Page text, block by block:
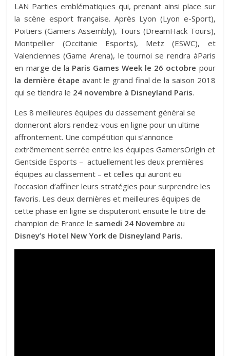
LAN Parties emblématiques qui, prenant ainsi place sur
la scène esport française. Après Lyon (Lyon e-Sport),
Poitiers (Gamers Assembly), Tours (DreamHack Tours),
Montpellier (Occitanie Esports), Metz (ESWC), et
Valenciennes (Game Arena), le tournoi se rendra àParis
en marge de la Paris Games Week le 26 octobre pour
la dernière étape avant le grand final de la saison 2018
qui se tiendra le 24 novembre à Disneyland Paris.
Les 8 meilleures équipes du classement général se
donneront alors rendez-vous en ligne pour un ultime
affrontement. Une compétition qui s’annonce
extrêmement serrée entre les équipes GamersOrigin et
Gentside Esports – actuellement les deux premières
équipes au classement – et celles qui auront eu
l’occasion d’affiner leurs stratégies pour surprendre les
favoris. Les deux dernières et meilleures équipes de
cette phase en ligne se disputeront ensuite le titre de
champion de France le samedi 24 Novembre au
Disney’s Hotel New York de Disneyland Paris.